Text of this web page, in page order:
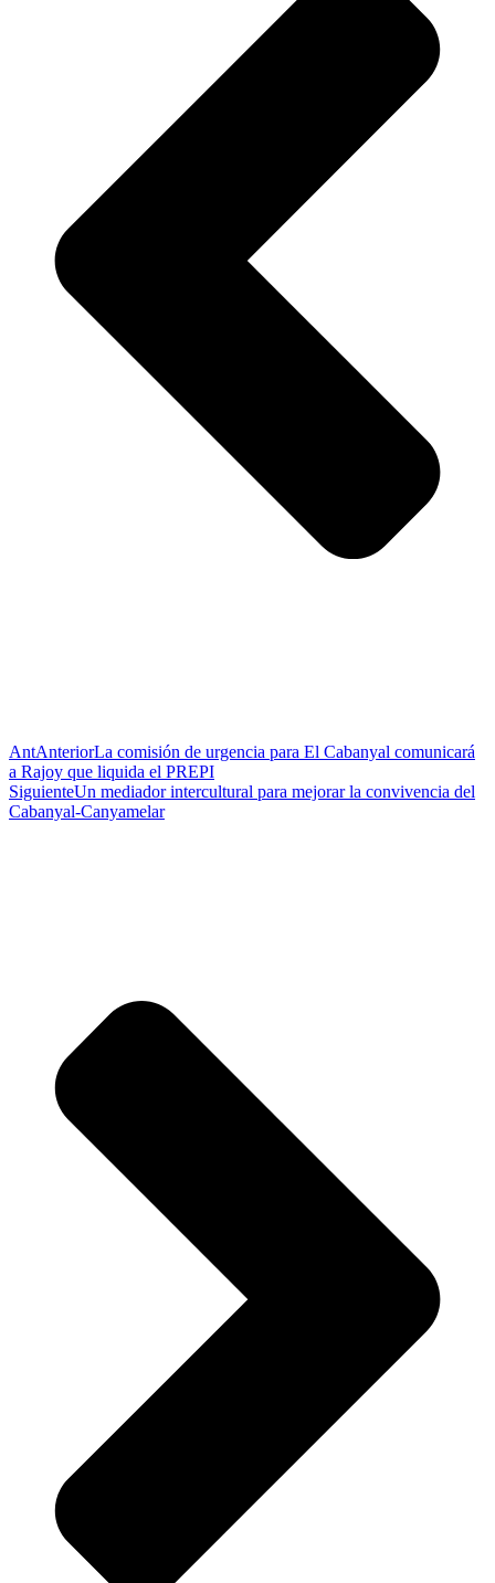
AntAnteriorLa comisión de urgencia para El Cabanyal comunicará
a Rajoy que liquida el PREPI
SiguienteUn mediador intercultural para mejorar la convivencia del
Cabanyal-Canyamelar